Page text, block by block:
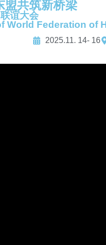
盟共筑新桥梁
谊大会
World Federation of
2025.11. 14- 16